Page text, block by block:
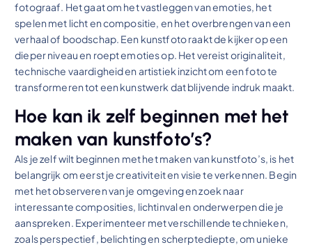
fotograaf. Het gaat om het vastleggen van emoties, het
spelen met licht en compositie, en het overbrengen van een
verhaal of boodschap. Een kunstfoto raakt de kijker op een
dieper niveau en roept emoties op. Het vereist originaliteit,
technische vaardigheid en artistiek inzicht om een foto te
transformeren tot een kunstwerk dat blijvende indruk maakt.
Hoe kan ik zelf beginnen met het
maken van kunstfoto’s?
Als je zelf wilt beginnen met het maken van kunstfoto’s, is het
belangrijk om eerst je creativiteit en visie te verkennen. Begin
met het observeren van je omgeving en zoek naar
interessante composities, lichtinval en onderwerpen die je
aanspreken. Experimenteer met verschillende technieken,
zoals perspectief, belichting en scherptediepte, om unieke